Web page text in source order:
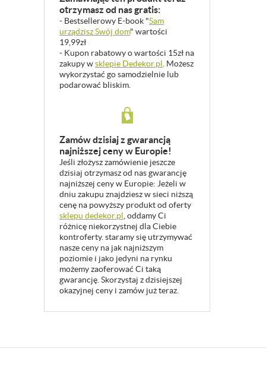
otrzymasz od nas gratis:
- Bestsellerowy E-book "Sam
urządzisz Swój dom" wartości
19,99zł
- Kupon rabatowy o wartości 15zł na
zakupy wsklepie Dedekor.pl. Możesz
wykorzystać go samodzielnie lub
podarować bliskim.
Zamów dzisiaj z gwarancją
najniższej ceny w Europie!
Jeśli złożysz zamówienie jeszcze
dzisiaj otrzymasz od nas gwarancję
najniższej ceny w Europie: Jeżeli w
dniu zakupu znajdziesz w sieci niższą
cenę na powyższy produkt od oferty
sklepu dedekor.pl, oddamy Ci
różnicę niekorzystnej dla Ciebie
kontroferty. staramy się utrzymywać
nasze ceny na jak najniższym
poziomie i jako jedyni na rynku
możemy zaoferować Ci taką
gwarancję. Skorzystaj z dzisiejszej
okazyjnej ceny i zamów już teraz.